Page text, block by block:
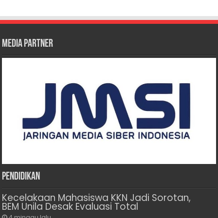
Media Partner
Pendidikan
Kecelakaan Mahasiswa KKN Jadi Sorotan,
BEM Unila Desak Evaluasi Total